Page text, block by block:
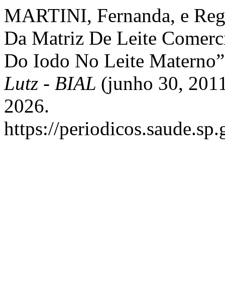
MARTINI, Fernanda, e
Da Matriz De Leite
Do Iodo No Leite
Lutz - BIAL (junho 30,
2026.
https://